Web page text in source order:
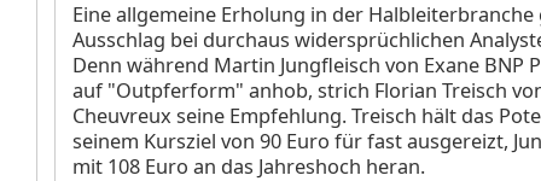
Eine allgemeine Erholung in der Halbleiterbranche
Ausschlag bei durchaus widersprüchlichen
Denn während Martin Jungfleisch von Exane BNP
auf "Outpferform" anhob, strich Florian Treisch
Cheuvreux seine Empfehlung. Treisch hält das
seinem Kursziel von 90 Euro für fast ausgereizt,
mit 108 Euro an das Jahreshoch heran.